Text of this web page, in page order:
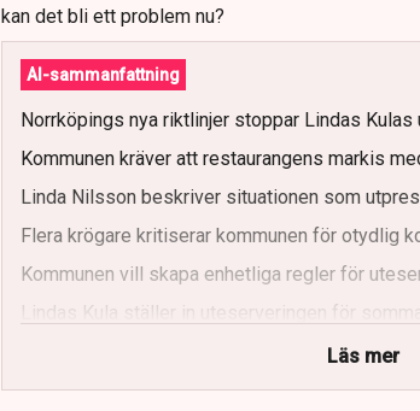
kan det bli ett problem nu?
AI-sammanfattning
Norrköpings nya riktlinjer stoppar Lindas Kulas
Kommunen kräver att restaurangens markis
Linda Nilsson beskriver situationen som
Flera krögare kritiserar kommunen för otydlig
Kommunen vill skapa enhetliga regler för
Lindas Kula ställer in uteserveringen för
Läs mer